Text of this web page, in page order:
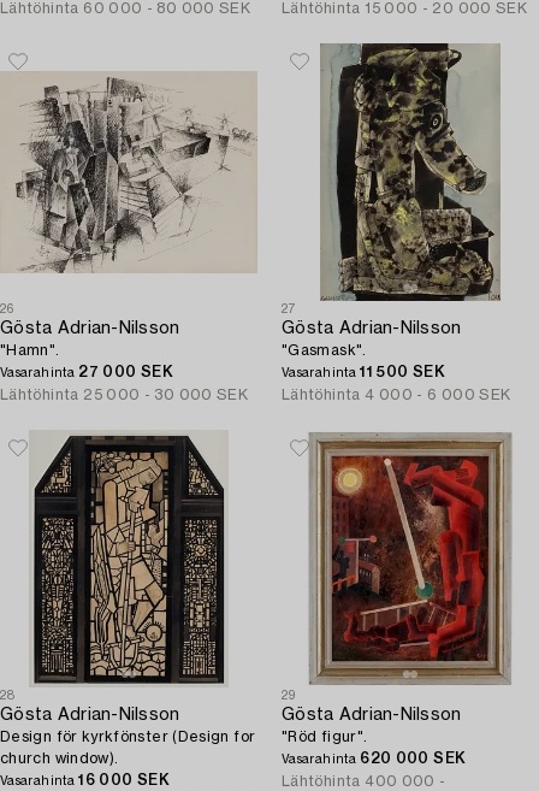
Lähtöhinta 60 000 - 80 000 SEK
Lähtöhinta 15 000 - 20 000 SEK
26
Gösta Adrian-Nilsson
"Hamn".
Vasarahinta 27 000 SEK
Lähtöhinta 25 000 - 30 000 SEK
27
Gösta Adrian-Nilsson
"Gasmask".
Vasarahinta11 500 SEK
Lähtöhinta 4 000 - 6 000 SEK
28
Gösta Adrian-Nilsson
Design för kyrkfönster (Design for
church window).
Vasarahinta16 000 SEK
29
Gösta Adrian-Nilsson
"Röd figur".
Vasarahinta 620 000 SEK
Lähtöhinta 400 000 -